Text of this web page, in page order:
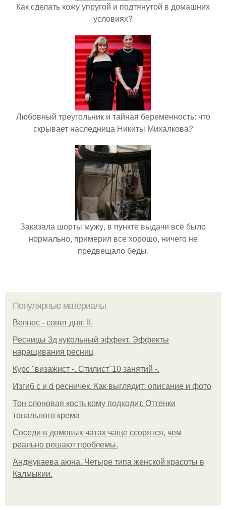
Как сделать кожу упругой и подтянутой в домашних
условиях?
Любовный треугольник и тайная беременность: что
скрывает наследница Никиты Михалкова?
Заказала шорты мужу, в пункте выдачи всё было
нормально, примерил все хорошо, ничего не
предвещало беды.
Популярные материалы
Велнес - совет дня: II.
Ресницы 3д кукольный эффект. Эффекты
наращивания ресниц
Курс "визажист -. Стилист"10 занятий -.
Изгиб c и d ресничек. Как выглядит: описание и фото
Тон слоновая кость кому подходит. Оттенки
тонального крема
Соседи в домовых чатах чаще ссорятся, чем
реально решают проблемы.
Анджукаева аюна. Четыре типа женской красоты в
Калмыкии.